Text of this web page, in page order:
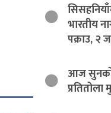
भारतीय
पक्राउ, २
आज सुनको